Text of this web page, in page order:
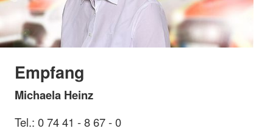
Empfang
Michaela Heinz
Tel.: 0 74 41 - 8 67 - 0